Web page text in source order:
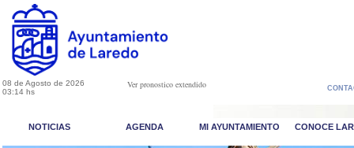
08 de Agosto de 2026
03:14 hs
Ver pronostico extendido
NOTICIAS AGENDA MI AYUNTAMIENTO CONOCE